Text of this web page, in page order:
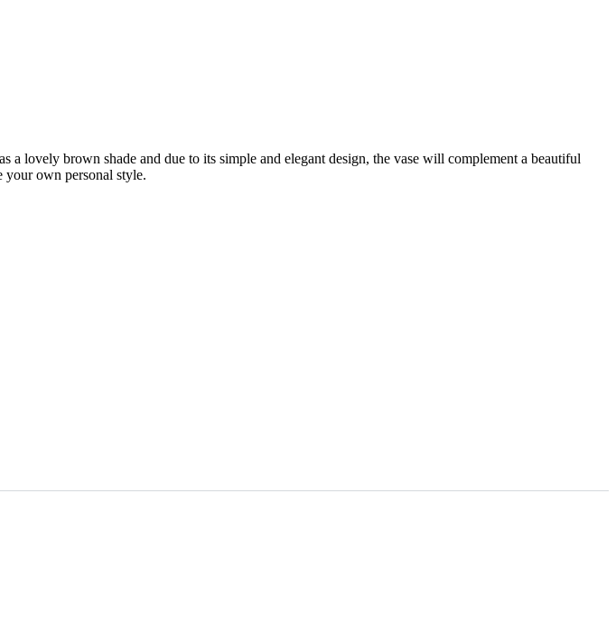
lovely brown shade and due to its simple and elegant design, the vase will complement a beautiful
your own personal style.